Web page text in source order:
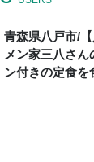
青森県八戸市/
メン家三八さん
ン付きの定食を